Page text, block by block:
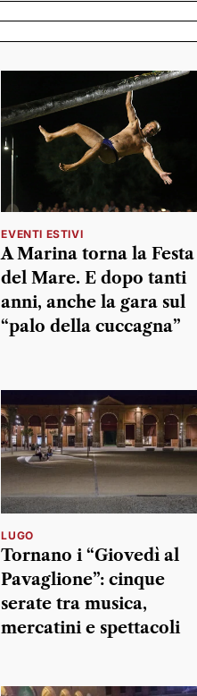
EVENTI ESTIVI
A Marina torna la Festa
del Mare. E dopo tanti
anni, anche la gara sul
“palo della cuccagna”
LUGO
Tornano i “Giovedì al
Pavaglione”: cinque
serate tra musica,
mercatini e spettacoli